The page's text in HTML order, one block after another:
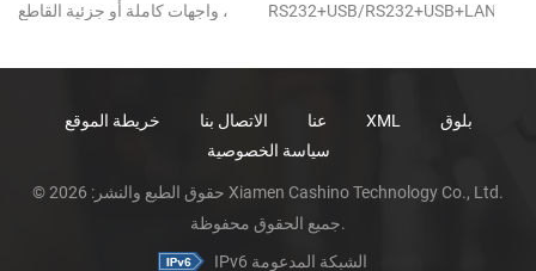
واجهات كاملة أو جزئية القاطع ،
RS232+USB/RS232+USB+LAN
عنا الاتصال بنا خريطة الموقع XML
بلوق
سياسة الخصوصية
© حقوق الطبع والنشر: 2026 Xiamen Cashino Technology Co., Ltd.
جميع الحقوق محفوظة.
IPv6 الشبكة المدعومة